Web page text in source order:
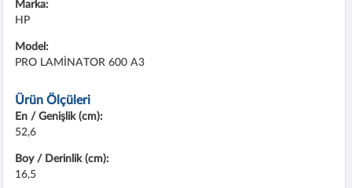
Marka:
HP
Model:
PRO LAMİNATOR 600 A3
Ürün Ölçüleri
En / Genişlik (cm):
52,6
Boy / Derinlik (cm):
16,5